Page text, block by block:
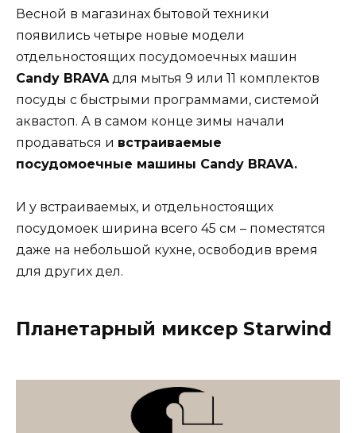
Весной в магазинах бытовой техники
появились четыре новые модели
отдельностоящих посудомоечных машин
Candy BRAVA для мытья 9 или 11 комплектов
посуды с быстрыми программами, системой
аквастоп. А в самом конце зимы начали
продаваться и встраиваемые
посудомоечные машины Candy BRAVA.
И у встраиваемых, и отдельностоящих
посудомоек ширина всего 45 см – поместятся
даже на небольшой кухне, освободив время
для других дел.
Планетарный миксер Starwind